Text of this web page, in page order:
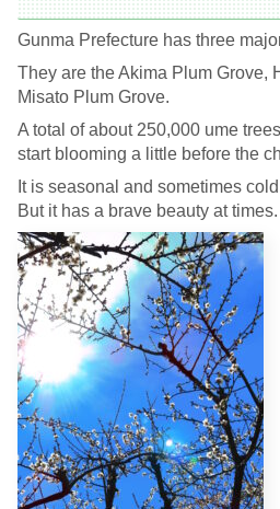
Gunma Prefecture has three
They are the Akima Plum Grove,
Misato Plum Grove.
A total of about 250,000 ume
start blooming a little before the
It is seasonal and sometimes
But it has a brave beauty at times.